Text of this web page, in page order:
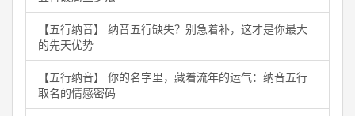
【五行纳音】 纳音五行缺失？别急着补，这才是你最大
的先天优势
【五行纳音】 你的名字里，藏着流年的运气：纳音五行
取名的情感密码